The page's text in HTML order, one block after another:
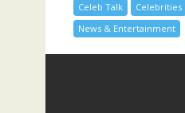
Celeb Talk Celebrities
News & Entertainment